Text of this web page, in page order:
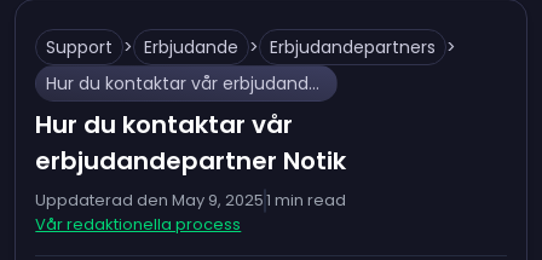
Support > Erbjudande > Erbjudandepartners >
Hur du kontaktar vår erbjudandepartner Notik
Hur du kontaktar vår
erbjudandepartner Notik
Uppdaterad den May 9, 20251 min read
Vår redaktionella process